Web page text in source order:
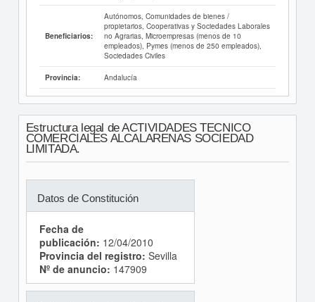
Beneficiarios:
Autónomos, Comunidades de bienes /
propietarios, Cooperativas y Sociedades Laborales
no Agrarias, Microempresas (menos de 10
empleados), Pymes (menos de 250 empleados),
Sociedades Civiles
Provincia: Andalucía
Estructura legal de ACTIVIDADES TECNICO
COMERCIALES ALCALARENAS SOCIEDAD
LIMITADA.
Datos de Constitución
Fecha de
publicación: 12/04/2010
Provincia del registro: Sevilla
Nº de anuncio: 147909